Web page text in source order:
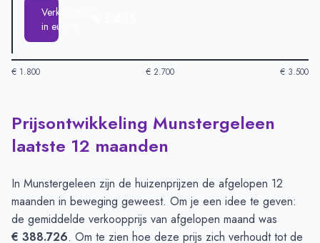
Verkoopprijs
in euro's
€ 1.800 € 2.700 € 3.500
Huizenprijzen in Munstergeleen per m2-Afgelopen 3
Type
Vraagprijs in euro's
Verkoopprijs in euro's
Prijsontwikkeling Munstergeleen
laatste 12 maanden
In Munstergeleen zijn de huizenprijzen de afgelopen 12
maanden in beweging geweest. Om je een idee te geven:
de gemiddelde verkoopprijs van afgelopen maand was
€ 388.726. Om te zien hoe deze prijs zich verhoudt tot de